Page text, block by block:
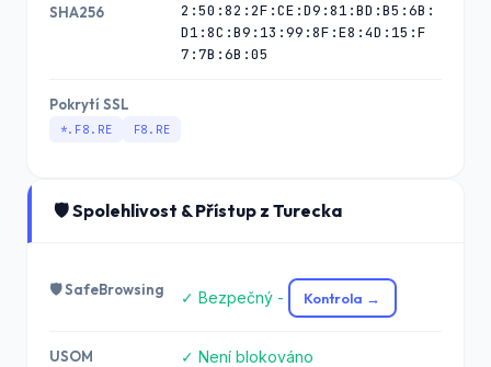
SHA256
2:50:82:2F:CE:D9:81:BD:B5:6B:
D1:8C:B9:13:99:8F:E8:4D:15:F
7:7B:6B:05
Pokrytí SSL
*.F8.RE F8.RE
🛡️ Spolehlivost & Přístup z Turecka
🛡️ SafeBrowsing ✓ Bezpečný - Kontrola →
USOM ✓ Není blokováno